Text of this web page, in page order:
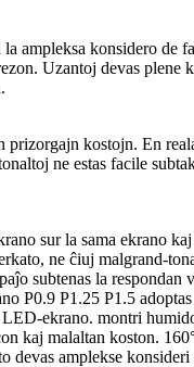
ampleksa konsidero de
Uzantoj devas plene
kostojn. En
ne estas facile
sur la sama ekrano
ne ĉiuj malgrand-
subtenas la
P0.9 P1.25 P1.5
ekrano. montri
kaj malaltan koston.
devas amplekse